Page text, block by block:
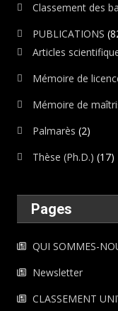
Classement des
PUBLICATIONS
Articles
Mémoire de
Mémoire de
Palmarès (2)
Thèse (Ph.D.) (17)
Pages
QUI SOMMES-
Newsletter
CLASSEMENT